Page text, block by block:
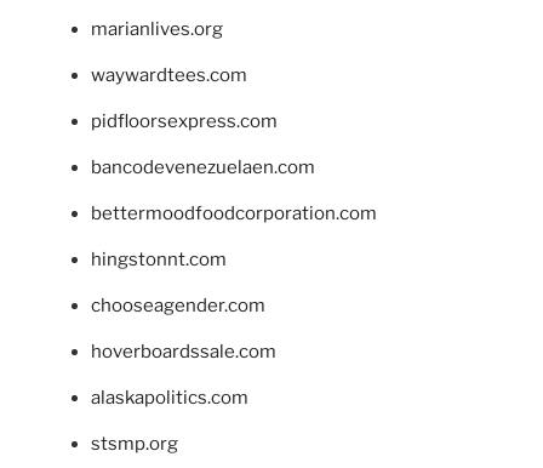
marianlives.org
waywardtees.com
pidfloorsexpress.com
bancodevenezuelaen.com
bettermoodfoodcorporation.com
hingstonnt.com
chooseagender.com
hoverboardssale.com
alaskapolitics.com
stsmp.org